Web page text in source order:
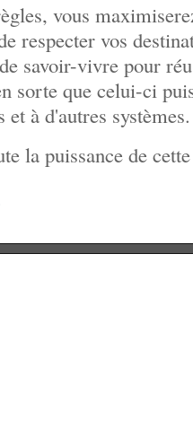
vous
respecter vos
savoir-vivre pour
sorte que celui-ci
et à d'autres systèmes.
la puissance de